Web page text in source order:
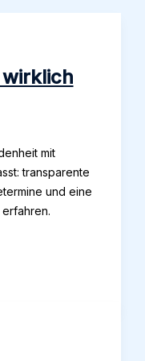
mit
transparente
und eine